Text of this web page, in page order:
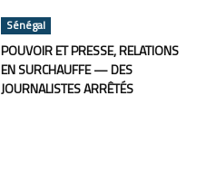
Sénégal
POUVOIR ET PRESSE, RELATIONS
EN SURCHAUFFE — DES
JOURNALISTES ARRÊTÉS